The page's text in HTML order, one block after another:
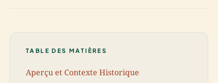
TABLE DES MATIÈRES
Aperçu et Contexte Historique